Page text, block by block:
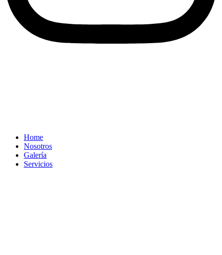
Home
Nosotros
Galería
Servicios